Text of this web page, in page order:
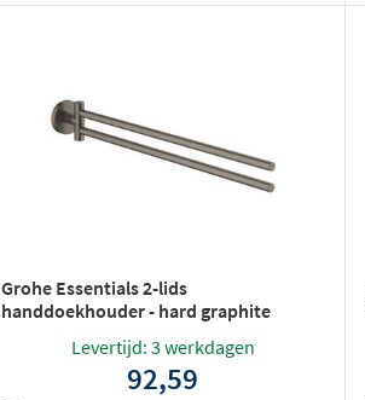
Grohe Essentials 2-lids
handdoekhouder - hard graphite
Levertijd: 3 werkdagen
92,59